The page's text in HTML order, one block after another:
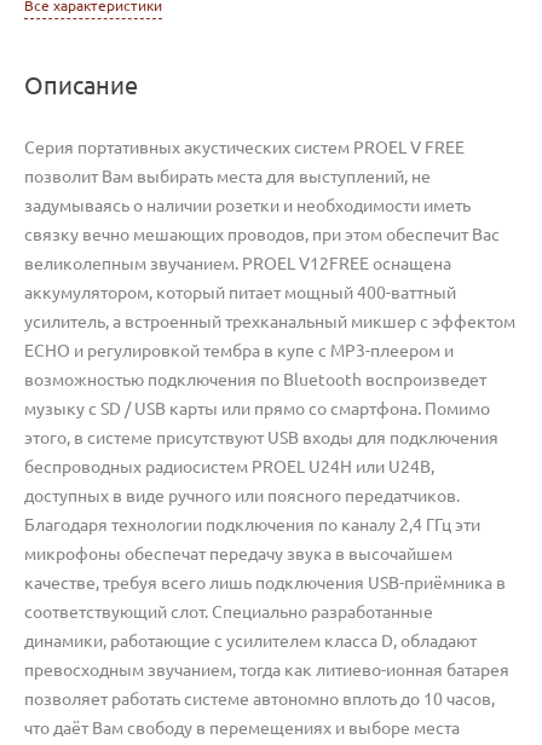
Все характеристики
Описание
Серия портативных акустических систем PROEL V FREE
позволит Вам выбирать места для выступлений, не
задумываясь о наличии розетки и необходимости иметь
связку вечно мешающих проводов, при этом обеспечит Вас
великолепным звучанием. PROEL V12FREE оснащена
аккумулятором, который питает мощный 400-ваттный
усилитель, а встроенный трехканальный микшер с эффектом
ECHO и регулировкой тембра в купе с MP3-плеером и
возможностью подключения по Bluetooth воспроизведет
музыку с SD / USB карты или прямо со смартфона. Помимо
этого, в системе присутствуют USB входы для подключения
беспроводных радиосистем PROEL U24H или U24B,
доступных в виде ручного или поясного передатчиков.
Благодаря технологии подключения по каналу 2,4 ГГц эти
микрофоны обеспечат передачу звука в высочайшем
качестве, требуя всего лишь подключения USB-приёмника в
соответствующий слот. Специально разработанные
динамики, работающие с усилителем класса D, обладают
превосходным звучанием, тогда как литиево-ионная батарея
позволяет работать системе автономно вплоть до 10 часов,
что даёт Вам свободу в перемещениях и выборе места